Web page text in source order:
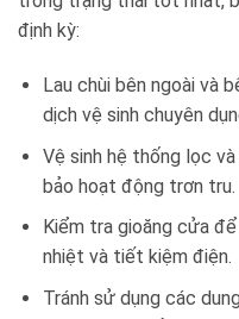
định kỳ:
Lau chùi bên ngoài và
dịch vệ sinh chuyên
Vệ sinh hệ thống lọc
bảo hoạt động trơn tru.
Kiểm tra gioăng cửa
nhiệt và tiết kiệm điện.
Tránh sử dụng các